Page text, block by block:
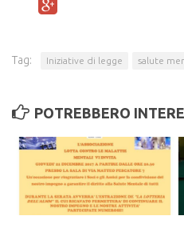
Volontario amico
Altri progetti
NEWS
SOSTIENICI
Tag: Iniziative di legge salute
POTREBBERO